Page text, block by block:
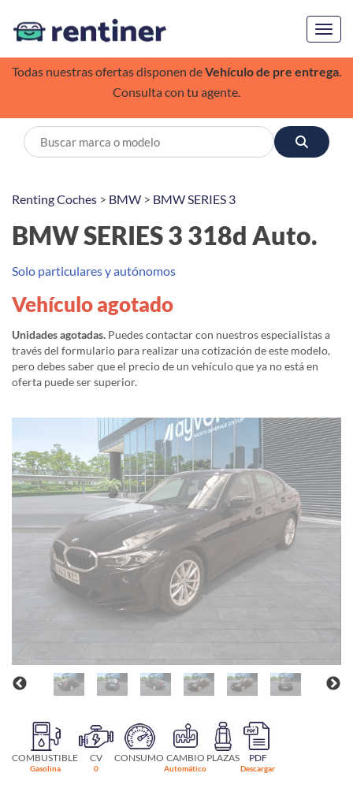
Todas nuestras ofertas disponen deVehículo de pre entrega.
Consulta con tu agente.
Renting Coches > BMW > BMW SERIES 3
BMW SERIES 3 318d Auto.
Solo particulares y autónomos
Vehículo agotado
Unidades agotadas. Puedes contactar con nuestros especialistas a
través del formulario para realizar una cotización de este modelo,
pero debes saber que el precio de un vehículo que ya no está en
oferta puede ser superior.
COMBUSTIBLE
Gasolina
CV
0
CONSUMO CAMBIO
Automático
PLAZAS PDF
Descargar